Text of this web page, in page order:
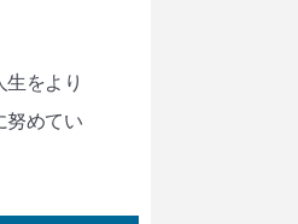
をより
努めてい